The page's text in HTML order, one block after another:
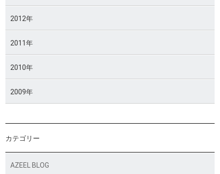
2012年
2011年
2010年
2009年
カテゴリー
AZEEL BLOG